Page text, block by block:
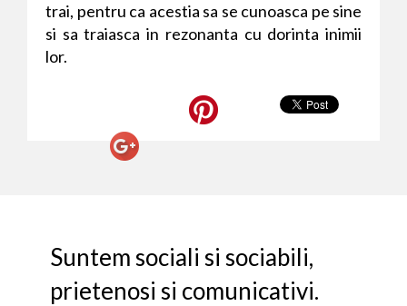
trai, pentru ca acestia sa se cunoasca pe sine
si sa traiasca in rezonanta cu dorinta inimii
lor.
Suntem sociali si sociabili,
prietenosi si comunicativi.